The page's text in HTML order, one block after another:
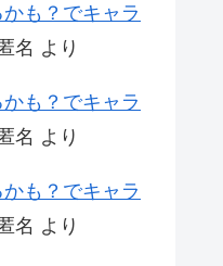
かも？でキャラ
名 より
かも？でキャラ
名 より
かも？でキャラ
名 より